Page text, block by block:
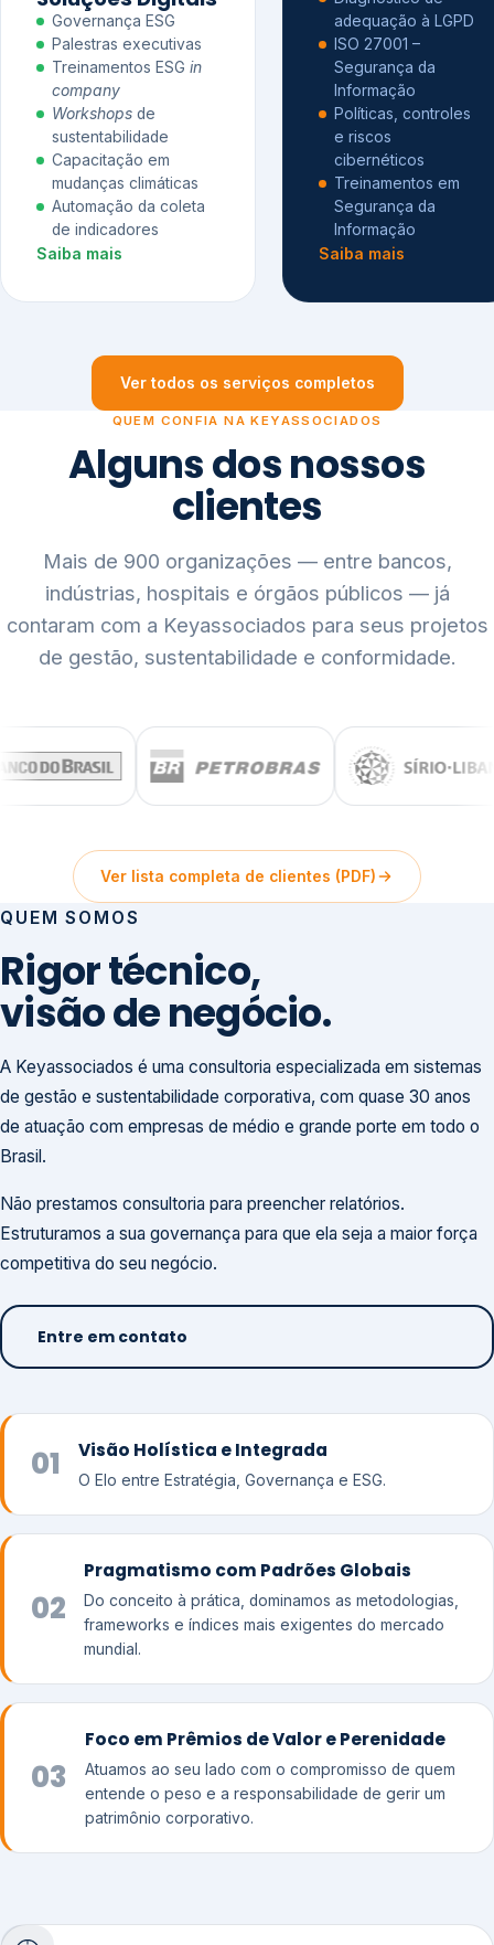
Governança ESG
Palestras executivas
Treinamentos ESG in
company
Workshops de
sustentabilidade
Capacitação em
mudanças climáticas
Automação da coleta
de indicadores
Saiba mais
adequação à LGPD
ISO 27001 –
Segurança da
Informação
Políticas, controles
e riscos
cibernéticos
Treinamentos em
Segurança da
Informação
Saiba mais
Ver todos os serviços completos
QUEM CONFIA NA KEYASSOCIADOS
Alguns dos nossos
clientes
Mais de 900 organizações — entre bancos,
indústrias, hospitais e órgãos públicos — já
contaram com a Keyassociados para seus projetos
de gestão, sustentabilidade e conformidade.
Ver lista completa de clientes (PDF)
QUEM SOMOS
Rigor técnico,
visão de negócio.
A Keyassociados é uma consultoria especializada em sistemas
de gestão e sustentabilidade corporativa, com quase 30 anos
de atuação com empresas de médio e grande porte em todo o
Brasil.
Não prestamos consultoria para preencher relatórios.
Estruturamos a sua governança para que ela seja a maior força
competitiva do seu negócio.
Entre em contato
01 Visão Holística e Integrada
O Elo entre Estratégia, Governança e ESG.
02
Pragmatismo com Padrões Globais
Do conceito à prática, dominamos as metodologias,
frameworks e índices mais exigentes do mercado
mundial.
03
Foco em Prêmios de Valor e Perenidade
Atuamos ao seu lado com o compromisso de quem
entende o peso e a responsabilidade de gerir um
patrimônio corporativo.